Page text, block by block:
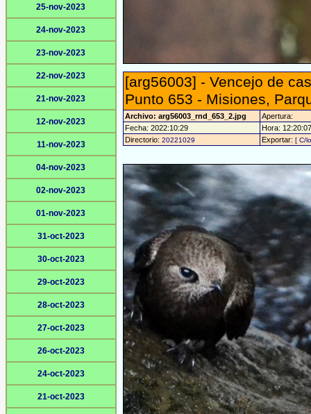
25-nov-2023
24-nov-2023
23-nov-2023
22-nov-2023
21-nov-2023
12-nov-2023
11-nov-2023
04-nov-2023
02-nov-2023
01-nov-2023
31-oct-2023
30-oct-2023
29-oct-2023
28-oct-2023
27-oct-2023
26-oct-2023
24-oct-2023
21-oct-2023
[arg56003] - Vencejo de
Punto 653 - Misiones,
Archivo: arg56003_rnd_653_2.jpg
Apertura:
Fecha: 2022:10:29
Hora:
Directorio: 20221029 Exportar: [ C/